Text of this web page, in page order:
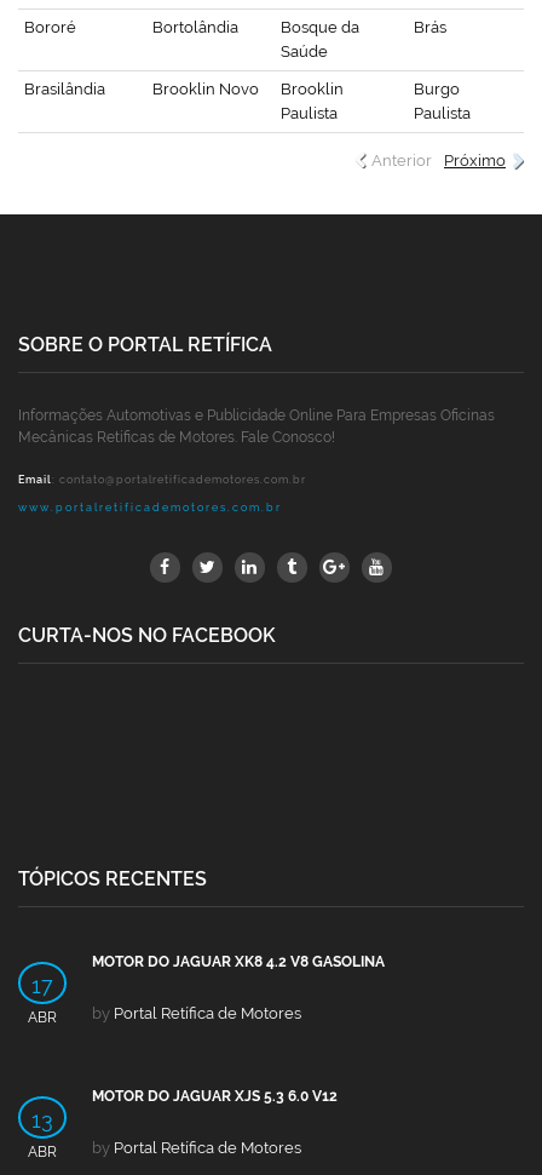
Bororé Bortolândia
Bosque da
Saúde
Brás
Brasilândia Brooklin Novo
Brooklin
Paulista
Burgo
Paulista
Anterior Próximo
SOBRE O PORTAL RETÍFICA
Informações Automotivas e Publicidade Online Para Empresas Oficinas
Mecânicas Retíficas de Motores. Fale Conosco!
Email : contato@portalretificademotores.com.br
www.portalretificademotores.com.br
CURTA-NOS NO FACEBOOK
TÓPICOS RECENTES
17
ABR
MOTOR DO JAGUAR XK8 4.2 V8 GASOLINA
by Portal Retífica de Motores
13
ABR
MOTOR DO JAGUAR XJS 5.3 6.0 V12
by Portal Retífica de Motores